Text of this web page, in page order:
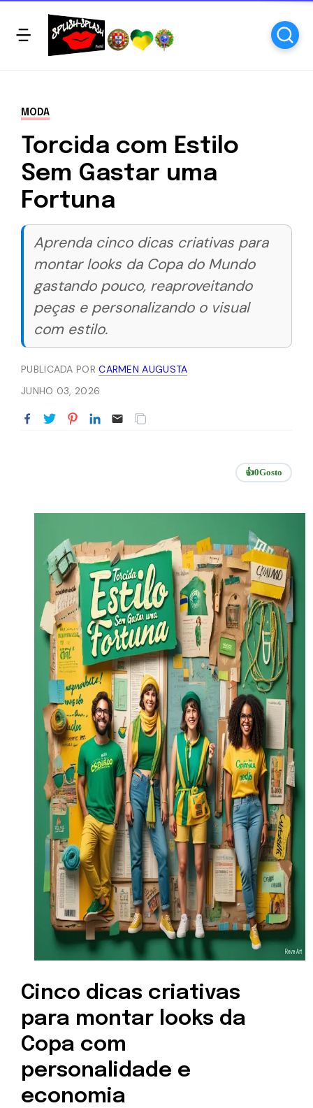
MODA
Torcida com Estilo
Sem Gastar uma
Fortuna
Aprenda cinco dicas criativas para
montar looks da Copa do Mundo
gastando pouco, reaproveitando
peças e personalizando o visual
com estilo.
PUBLICADA PORCARMEN AUGUSTA
JUNHO 03, 2026
👍0Gosto
Cinco dicas criativas
para montar looks da
Copa com
personalidade e
economia